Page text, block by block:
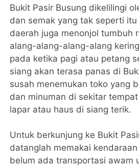
Bukit Pasir Busung dikelilingi
dan semak yang tak seperti
daerah juga menonjol tumbuh
alang-alang-alang-alang
pada ketika pagi atau petang
siang akan terasa panas di
susah menemukan toko yang
dan minuman di sekitar
lapar atau haus di siang terik.
Untuk berkunjung ke Bukit
datanglah memakai
belum ada transportasi awam